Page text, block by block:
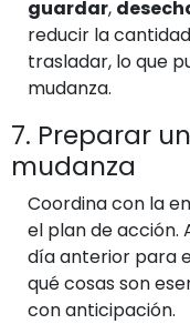
guardar,
reducir la
trasladar, lo que
mudanza.
7. Preparar
mudanza
Coordina con la
el plan de acción.
día anterior para
qué cosas son
con anticipación.